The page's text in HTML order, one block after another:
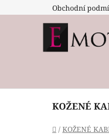
na
Obchodní
KOŽENÉ
Domů
/ KOŽENÉ